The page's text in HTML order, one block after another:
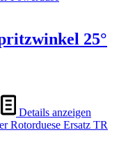
25°
Details anzeigen